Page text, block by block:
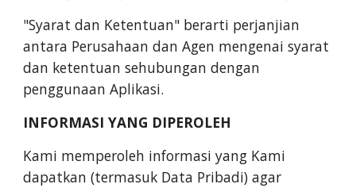
"Syarat dan Ketentuan" berarti perjanjian
antara Perusahaan dan Agen mengenai syarat
dan ketentuan sehubungan dengan
penggunaan Aplikasi.
INFORMASI YANG DIPEROLEH
Kami memperoleh informasi yang Kami
dapatkan (termasuk Data Pribadi) agar